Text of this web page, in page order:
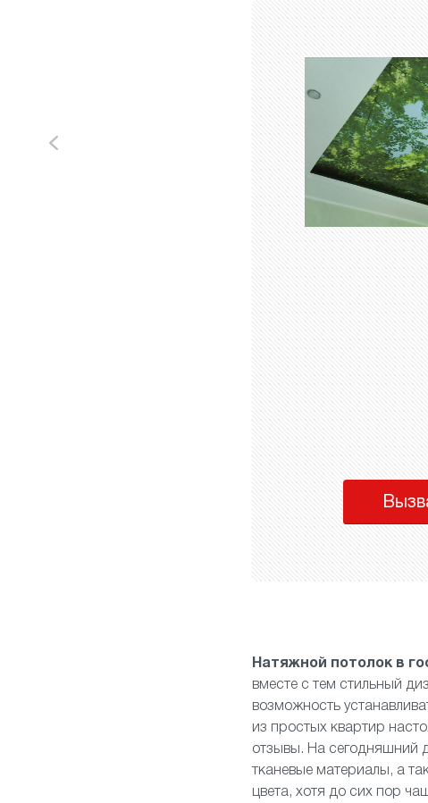
Натяжной потолок в
вместе с тем стильный
возможность
из простых квартир
отзывы. На сегодняшний
тканевые материалы, а
цвета, хотя до сих пор